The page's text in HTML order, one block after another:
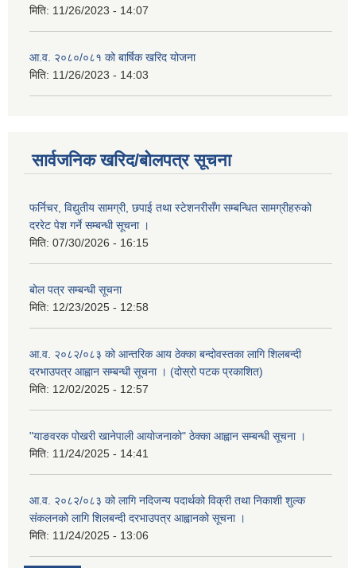
मिति: 11/26/2023 - 14:07
आ.व. २०८०/०८१ को बार्षिक खरिद योजना
मिति: 11/26/2023 - 14:03
सार्वजनिक खरिद/बोलपत्र सूचना
फर्निचर, विद्युतीय सामग्री, छपाई तथा स्टेशनरीसँग सम्बन्धित सामग्रीहरुको
दररेट पेश गर्ने सम्बन्धी सूचना ।
मिति: 07/30/2026 - 16:15
बोल पत्र सम्बन्धी सूचना
मिति: 12/23/2025 - 12:58
आ.व. २०८२/०८३ को आन्तरिक आय ठेक्का बन्दोवस्तका लागि शिलबन्दी
दरभाउपत्र आह्वान सम्बन्धी सूचना । (दोस्रो पटक प्रकाशित)
मिति: 12/02/2025 - 12:57
"याङवरक पोखरी खानेपाली आयोजनाको" ठेक्का आह्वान सम्बन्धी सूचना ।
मिति: 11/24/2025 - 14:41
आ.व. २०८२/०८३ को लागि नदिजन्य पदार्थको विक्री तथा निकाशी शुल्क
संकलनको लागि शिलबन्दी दरभाउपत्र आह्वानको सूचना ।
मिति: 11/24/2025 - 13:06